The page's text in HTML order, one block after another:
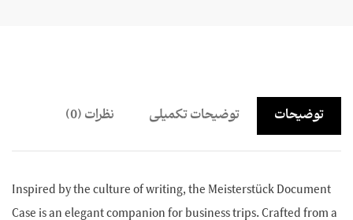
توضیحات توضیحات تکمیلی نظرات (0)
Inspired by the culture of writing, the Meisterstück Document
Case is an elegant companion for business trips. Crafted from a